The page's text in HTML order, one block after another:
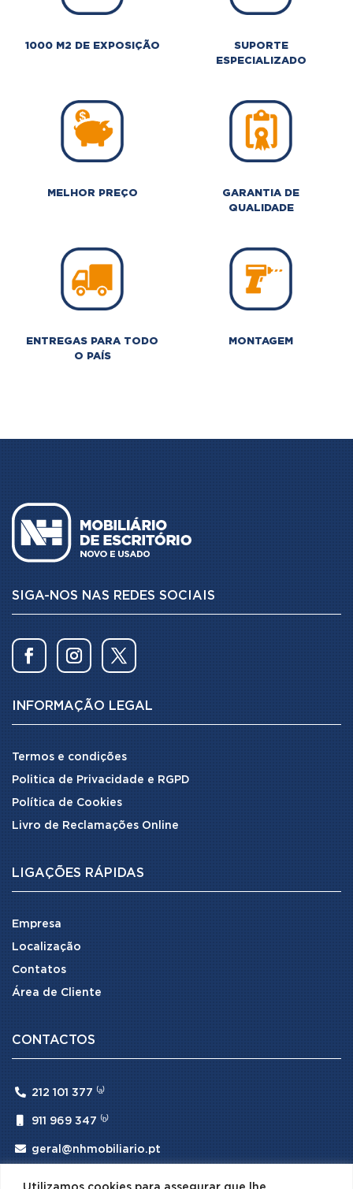
Utilizamos cookies para assegurar que lhe
1000 M2 DE EXPOSIÇÃO
SUPORTE
ESPECIALIZADO
MELHOR PREÇO
GARANTIA DE
QUALIDADE
ENTREGAS PARA TODO
O PAÍS
MONTAGEM
SIGA-NOS NAS REDES SOCIAIS
INFORMAÇÃO LEGAL
Termos e condições
Politica de Privacidade e RGPD
Política de Cookies
Livro de Reclamações Online
LIGAÇÕES RÁPIDAS
Empresa
Localização
Contatos
Área de Cliente
CONTACTOS
 212 101 377 ⁽ᵃ⁾
911 969 347 ⁽ᵇ⁾
 geral@nhmobiliario.pt